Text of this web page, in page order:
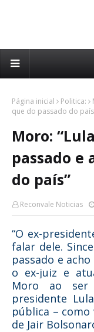
Página inicial Politica:
que do passado do
Moro:
passado e
do país”
Reconvale Noticias
“O ex-
falar dele.
passado e
o ex-juiz e
Moro ao
presidente
pública –
de Jair